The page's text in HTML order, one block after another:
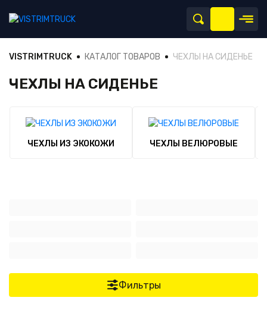
VISTRIMTRUCK КАТАЛОГ ТОВАРОВ ЧЕХЛЫ НА СИДЕНЬЕ
ЧЕХЛЫ НА СИДЕНЬЕ
ЧЕХЛЫ ИЗ ЭКОКОЖИ ЧЕХЛЫ ВЕЛЮРОВЫЕ
Фильтры